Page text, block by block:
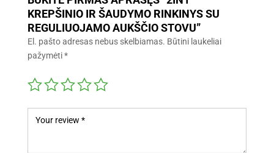
KREPŠINIO IR ŠAUDYMO RINKINYS SU
REGULIUOJAMO AUKŠČIO STOVU”
El. pašto adresas nebus skelbiamas. Būtini laukeliai
pažymėti*